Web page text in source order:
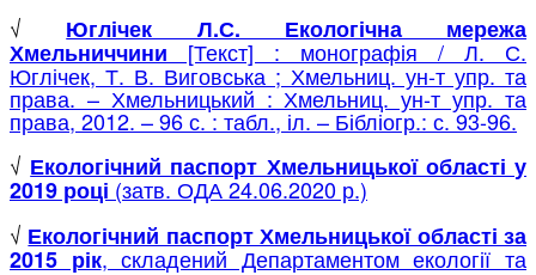
√ Юглічек Л.С. Екологічна мережа
Хмельниччини [Текст] : монографія / Л. С.
Юглічек, Т. В. Виговська ; Хмельниц. ун-т упр. та
права. – Хмельницький : Хмельниц. ун-т упр. та
права, 2012. – 96 с. : табл., іл. – Бібліогр.: с. 93-96.
√ Екологічний паспорт Хмельницької областіу
2019 році (затв. ОДА 24.06.2020 р.)
√ Екологічний паспорт Хмельницької області за
2015 рік, складений Департаментом екології та